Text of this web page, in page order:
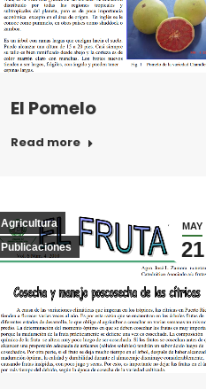
El Pomelo
Read more
MAY
21
Agricultura
Publicaciones